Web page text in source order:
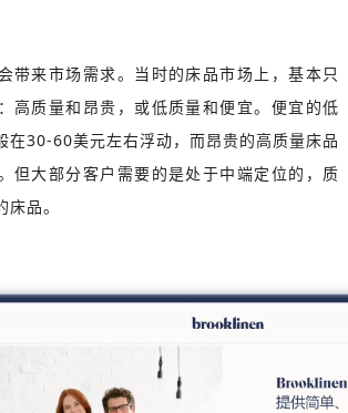
带来市场需求。当时的床品市场上，基本只
高质量和昂贵，或低质量和便宜。便宜的低
在30-60美元左右浮动，而昂贵的高质量床品
但大部分客户需要的是处于中端定位的，质
品。